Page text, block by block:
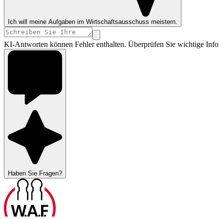
Ich will meine Aufgaben im Wirtschaftsausschuss meistern.
KI-Antworten können Fehler enthalten. Überprüfen Sie wichtige
Haben Sie Fragen?